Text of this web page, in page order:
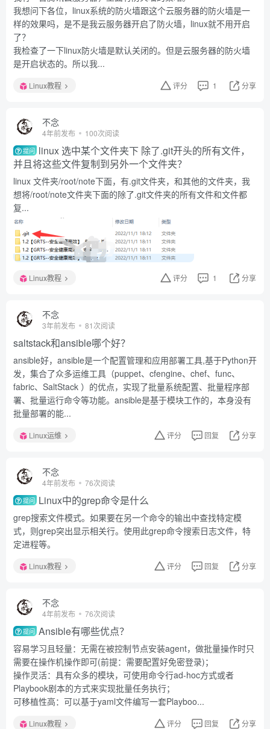
我想问下各位，linux系统的防火墙跟这个云服务器的防火墙是一
样的效果吗，是不是我云服务器开启了防火墙，linux就不用开启
了？
我检查了一下linux防火墙是默认关闭的。但是云服务器的防火墙
是开启状态的。所以我...
Linux教程 评分 1 分享
不念
4年前发布 100次阅读
提问 linux 选中某个文件夹下 除了.git开头的所有文件，
并且将这些文件复制到另外一个文件夹？
linux 文件夹/root/note下面，有.git文件夹，和其他的文件夹，我
想将/root/note文件夹下面的除了.git文件夹的所有文件和文件都
复...
Linux教程 评分 1 分享
不念
3年前发布 81次阅读
saltstack和ansible哪个好？
ansible好，ansible是一个配置管理和应用部署工具,基于Python开
发，集合了众多运维工具（puppet、cfengine、chef、func、
fabric、SaltStack ）的优点，实现了批量系统配置、批量程序部
署、批量运行命令等功能。ansible是基于模块工作的，本身没有
批量部署的能...
Linux运维 评分 回复 分享
不念
4年前发布 76次阅读
提问 Linux中的grep命令是什么
grep搜索文件模式。如果要在另一个命令的输出中查找特定模
式，则grep突出显示相关行。使用此grep命令搜索日志文件，特
定进程等。
Linux教程 评分 回复 分享
不念
4年前发布 76次阅读
提问 Ansible有哪些优点？
容易学习且轻量：无需在被控制节点安装agent，做批量操作时只
需要在操作机操作即可(前提：需要配置好免密登录)；
操作灵活：具有众多的模块，可使用命令行ad-hoc方式或者
Playbook剧本的方式来实现批量任务执行；
可移植性高：可以基于yaml文件编写一套Playboo...
Linux教程 评分 回复 分享